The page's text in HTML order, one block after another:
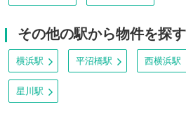
その他の駅から物件を探す
横浜駅 平沼橋駅 西横浜駅
星川駅